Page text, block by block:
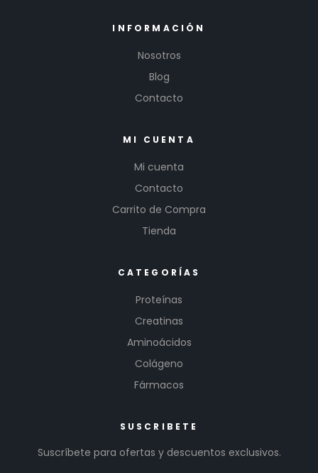
INFORMACIÓN
Nosotros
Blog
Contacto
MI CUENTA
Mi cuenta
Contacto
Carrito de Compra
Tienda
CATEGORÍAS
Proteínas
Creatinas
Aminoácidos
Colágeno
Fármacos
SUSCRIBETE
Suscríbete para ofertas y descuentos exclusivos.